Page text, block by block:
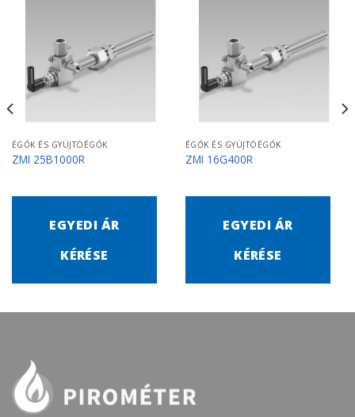
ÉGŐK ÉS GYÚJTÓÉGŐK
ZMI 25B1000R
EGYEDI ÁR
KÉRÉSE
ÉGŐK ÉS GYÚJTÓÉGŐK
ZMI 16G400R
EGYEDI ÁR
KÉRÉSE